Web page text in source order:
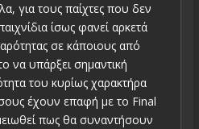
για τους παίχτες που δεν
ίσως φανεί αρκετά
σε κάποιους από
να υπάρξει σημαντική
του κυρίως χαρακτήρα
έχουν επαφή με το Final
πως θα συναντήσουν